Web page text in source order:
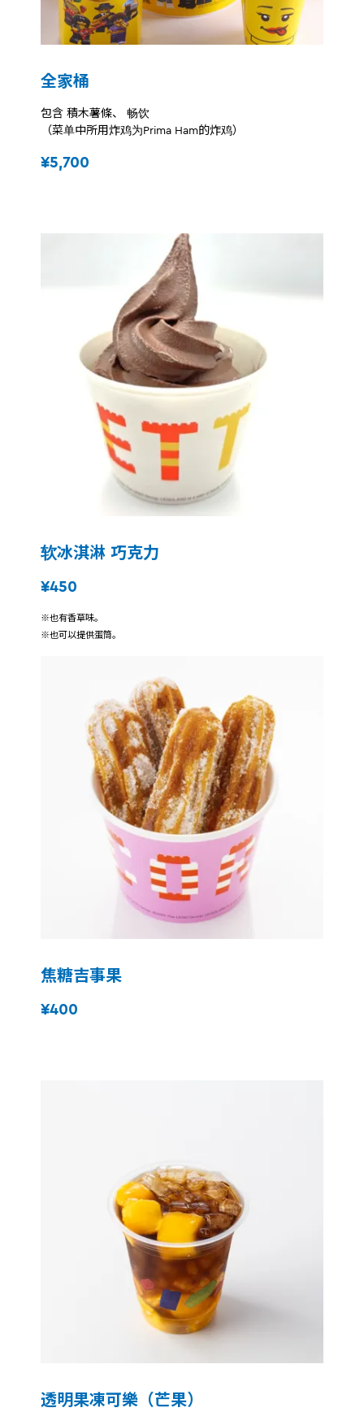
全家桶
包含 積木薯條、 畅饮
（菜单中所用炸鸡为Prima Ham的炸鸡）
¥5,700
软冰淇淋 巧克力
¥450
※也有香草味。
※也可以提供蛋筒。
焦糖吉事果
¥400
透明果凍可樂（芒果）